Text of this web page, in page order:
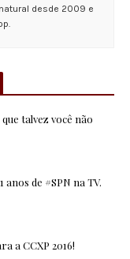
desde 2009 e
talvez você não
de #SPN na TV.
a CCXP 2016!